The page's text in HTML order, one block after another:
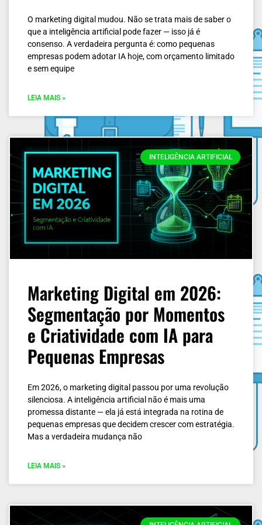
O marketing digital mudou. Não se trata mais de saber o
que a inteligência artificial pode fazer — isso já é
consenso. A verdadeira pergunta é: como pequenas
empresas podem adotar IA hoje, com orçamento limitado
e sem equipe
LEIA MAIS »
INTELIGÊNCIA ARTIFICIAL
Marketing Digital em 2026:
Segmentação por Momentos
e Criatividade com IA para
Pequenas Empresas
Em 2026, o marketing digital passou por uma revolução
silenciosa. A inteligência artificial não é mais uma
promessa distante — ela já está integrada na rotina de
pequenas empresas que decidem crescer com estratégia.
Mas a verdadeira mudança não
LEIA MAIS »